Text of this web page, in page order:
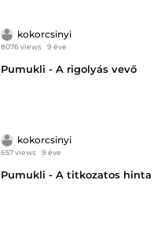
kokorcsinyi
8076 views 9 éve
Pumukli - A rigolyás vevő
kokorcsinyi
657 views 9 éve
Pumukli - A titkozatos hinta